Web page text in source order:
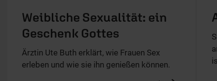
Weibliche Sexualität: ein
Geschenk Gottes
Ärztin Ute Buth erklärt, wie Frauen Sex
erleben und wie sie ihn genießen können.